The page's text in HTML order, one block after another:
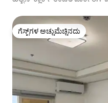
ಗೆಸ್ಟ್‌ಗಳ ಅಚ್ಚುಮೆಚ್ಚಿನದು
ಗೆಸ್ಟ್‌ಗಳ ಅಚ್ಚುಮೆಚ್ಚಿನದು